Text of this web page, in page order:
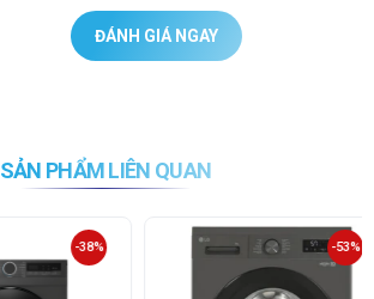
ĐÁNH GIÁ NGAY
SẢN PHẨM LIÊN QUAN
-38% -53%